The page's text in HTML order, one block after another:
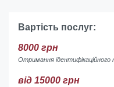
Вартість послуг:
8000 грн
Отримання ідентифікаційного
від 15000 грн